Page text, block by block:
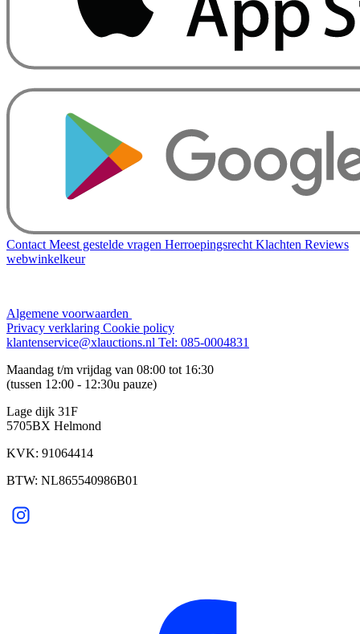
Contact Meest gestelde vragen Herroepingsrecht Klachten Reviews
webwinkelkeur
Algemene voorwaarden
Privacy verklaring Cookie policy
klantenservice@xlauctions.nl Tel: 085-0004831
Maandag t/m vrijdag van 08:00 tot 16:30
(tussen 12:00 - 12:30u pauze)
Lage dijk 31F
5705BX Helmond
KVK: 91064414
BTW: NL865540986B01